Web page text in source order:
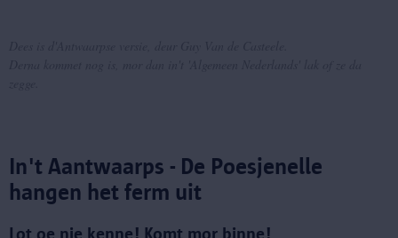
In't Aantwaarps - De Poesjenelle
hangen het ferm uit
Lot oe nie kenne! Komt mor binne!